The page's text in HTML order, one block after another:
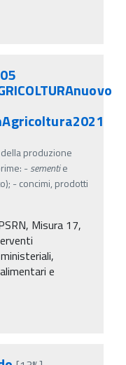
produzione
-sementie
- concimi, prodotti
Misura 17,
e